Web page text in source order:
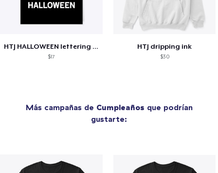
HTJ HALLOWEEN lettering design
$17
HTJ dripping ink
$30
Más campañas de Cumpleaños que podrían
gustarte: